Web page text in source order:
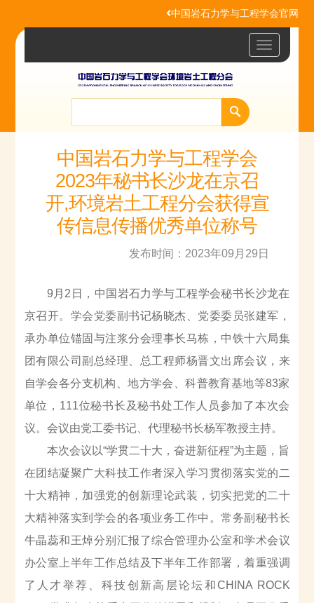
中国岩石力学与工程学会官网
Toggle
中国岩石力学与工程学会
2023年秘书长沙龙在京召
开,环境岩土工程分会获得宣
传信息传播优秀单位称号
发布时间：2023年09月29日
9月2日，中国岩石力学与工程学会秘书长沙龙在
京召开。学会党委副书记杨晓杰、党委委员张建军，
承办单位锚固与注浆分会理事长马栋，中铁十六局集
团有限公司副总经理、总工程师杨晋文出席会议，来
自学会各分支机构、地方学会、科普教育基地等83家
单位，111位秘书长及秘书处工作人员参加了本次会
议。会议由党工委书记、代理秘书长杨军教授主持。
本次会议以“学贯二十大，奋进新征程”为主题，旨
在团结凝聚广大科技工作者深入学习贯彻落实党的二
十大精神，加强党的创新理论武装，切实把党的二十
大精神落实到学会的各项业务工作中。常务副秘书长
牛晶蕊和王焯分别汇报了综合管理办公室和学术会议
办公室上半年工作总结及下半年工作部署，着重强调
了人才举荐、科技创新高层论坛和CHINA ROCK